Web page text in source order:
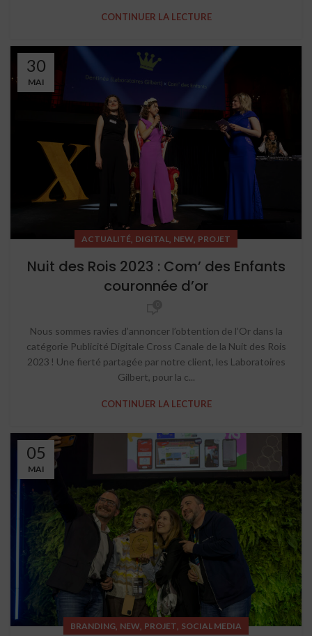
CONTINUER LA LECTURE
30
MAI
ACTUALITÉ, DIGITAL, NEW, PROJET
Nuit des Rois 2023 : Com’ des Enfants
couronnée d’or
Nous sommes ravies d’annoncer l’obtention de l’Or dans la
catégorie Publicité Digitale Cross Canale de la Nuit des Rois
2023 ! Une fierté partagée par notre client, les Laboratoires
Gilbert, pour la c...
CONTINUER LA LECTURE
05
MAI
BRANDING, NEW, PROJET, SOCIAL MEDIA